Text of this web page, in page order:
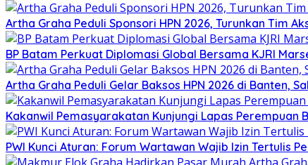
Artha Graha Peduli Sponsori HPN 2026, Turunkan Tim
BP Batam Perkuat Diplomasi Global Bersama KJRI
Artha Graha Peduli Gelar Baksos HPN 2026 di Banten,
Kakanwil Pemasyarakatan Kunjungi Lapas
PWI Kunci Aturan: Forum Wartawan Wajib Izin Tertulis